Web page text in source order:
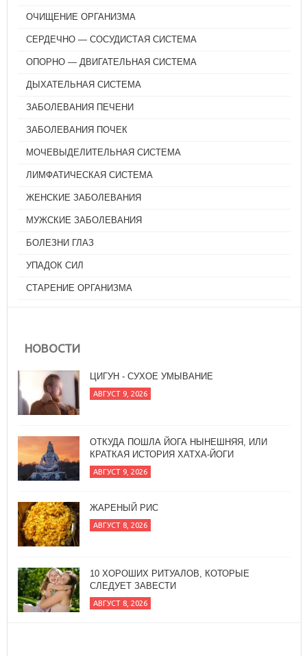
ОЧИЩЕНИЕ ОРГАНИЗМА
СЕРДЕЧНО — СОСУДИСТАЯ СИСТЕМА
ОПОРНО — ДВИГАТЕЛЬНАЯ СИСТЕМА
ДЫХАТЕЛЬНАЯ СИСТЕМА
ЗАБОЛЕВАНИЯ ПЕЧЕНИ
ЗАБОЛЕВАНИЯ ПОЧЕК
МОЧЕВЫДЕЛИТЕЛЬНАЯ СИСТЕМА
ЛИМФАТИЧЕСКАЯ СИСТЕМА
ЖЕНСКИЕ ЗАБОЛЕВАНИЯ
МУЖСКИЕ ЗАБОЛЕВАНИЯ
БОЛЕЗНИ ГЛАЗ
УПАДОК СИЛ
СТАРЕНИЕ ОРГАНИЗМА
НОВОСТИ
ОТКУДА ПОШЛА ЙОГА НЫНЕШНЯЯ, ИЛИ
КРАТКАЯ ИСТОРИЯ ХАТХА-ЙОГИ
ЖАРЕНЫЙ РИС
10 ХОРОШИХ РИТУАЛОВ, КОТОРЫЕ
СЛЕДУЕТ ЗАВЕСТИ